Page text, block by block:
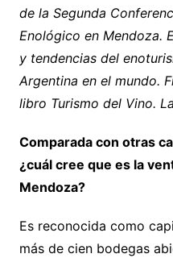
de la Segunda
Enológico en Mendoza.
y tendencias del
Argentina en el mundo.
libro Turismo del Vino.
Comparada con otras
¿cuál cree que es la
Mendoza?
Es reconocida como
más de cien bodegas